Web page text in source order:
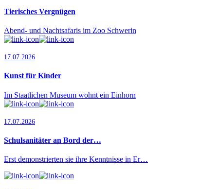
Tierisches Vergnügen
Abend- und Nachtsafaris im Zoo Schwerin
17.07.2026
Kunst für Kinder
Im Staatlichen Museum wohnt ein Einhorn
17.07.2026
Schulsanitäter an Bord der…
Erst demonstrierten sie ihre Kenntnisse in Er…